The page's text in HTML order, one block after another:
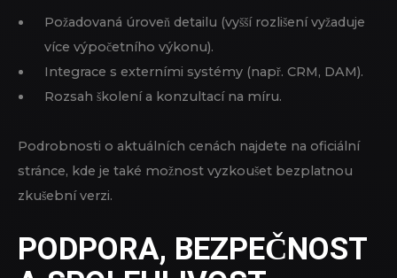
Požadovaná úroveň detailu (vyšší rozlišení vyžaduje
více výpočetního výkonu).
Integrace s externími systémy (např. CRM, DAM).
Rozsah školení a konzultací na míru.
Podrobnosti o aktuálních cenách najdete na oficiální
stránce, kde je také možnost vyzkoušet bezplatnou
zkušební verzi.
PODPORA, BEZPEČNOST